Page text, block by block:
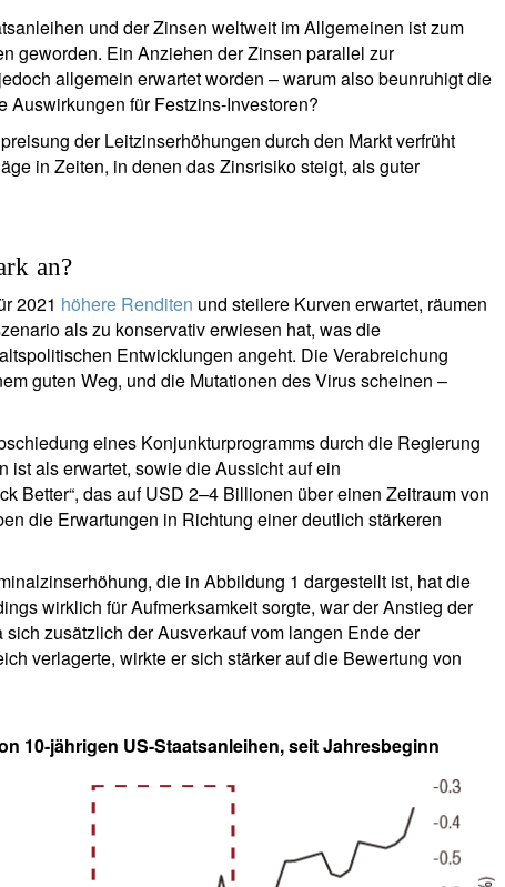
und der Zinsen weltweit im Allgemeinen ist zum
geworden. Ein Anziehen der Zinsen parallel zur
allgemein erwartet worden – warum also beunruhigt die
Auswirkungen für Festzins-Investoren?
der Leitzinserhöhungen durch den Markt verfrüht
in Zeiten, in denen das Zinsrisiko steigt, als guter
an?
2021 höhere Renditen und steilere Kurven erwartet, räumen
als zu konservativ erwiesen hat, was die
Entwicklungen angeht. Die Verabreichung
guten Weg, und die Mutationen des Virus scheinen –
eines Konjunkturprogramms durch die Regierung
ist als erwartet, sowie die Aussicht auf ein
Better“, das auf USD 2–4 Billionen über einen Zeitraum von
die Erwartungen in Richtung einer deutlich stärkeren
die in Abbildung 1 dargestellt ist, hat die
wirklich für Aufmerksamkeit sorgte, war der Anstieg der
zusätzlich der Ausverkauf vom langen Ende der
verlagerte, wirkte er sich stärker auf die Bewertung von
10-jährigen US-Staatsanleihen, seit Jahresbeginn